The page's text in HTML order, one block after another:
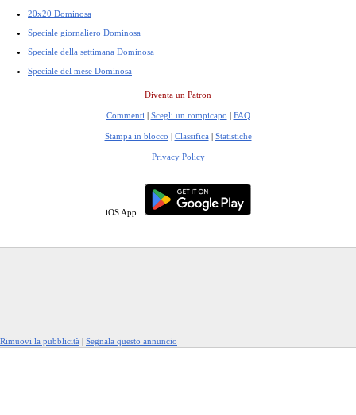
20x20 Dominosa
Speciale giornaliero Dominosa
Speciale della settimana Dominosa
Speciale del mese Dominosa
Diventa un Patron
Commenti | Scegli un rompicapo | FAQ
Stampa in blocco | Classifica | Statistiche
Privacy Policy
iOS App
Rimuovi la pubblicità | Segnala questo annuncio